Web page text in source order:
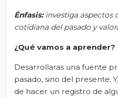
Énfasis: investiga aspectos
cotidiana del pasado y
¿Qué vamos a aprender?
Desarrollaras una fuente
pasado, sino del presente.
de hacer un registro de